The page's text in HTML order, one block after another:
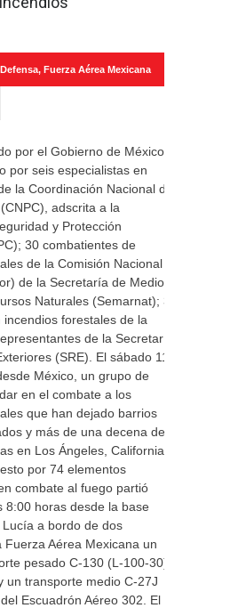
Defensa, Fuerza Aérea Mexicana
por el Gobierno de México
por seis especialistas en
la Coordinación Nacional de
adscrita a la
y Protección
30 combatientes de
de la Comisión Nacional
de la Secretaría de Medio
Naturales (Semarnat); 32
incendios forestales de la
de la Secretaría
(SRE). El sábado 11
México, un grupo de
en el combate a los
que han dejado barrios
y más de una decena de
en Los Ángeles, California.
por 74 elementos
combate al fuego partió
8:00 horas desde la base
a bordo de dos
Fuerza Aérea Mexicana un
pesado C-130 (L-100-30)
un transporte medio C-27J
Escuadrón Aéreo 302. El